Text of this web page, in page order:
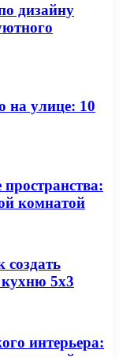
дизайну
на улице: 10
комнатой
создать
5х3
интерьера: